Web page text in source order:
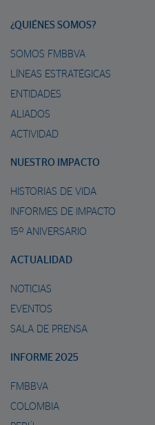
¿QUIÉNES SOMOS?
SOMOS FMBBVA
LÍNEAS ESTRATÉGICAS
ENTIDADES
ALIADOS
ACTIVIDAD
NUESTRO IMPACTO
HISTORIAS DE VIDA
INFORMES DE IMPACTO
15º ANIVERSARIO
ACTUALIDAD
NOTICIAS
EVENTOS
SALA DE PRENSA
INFORME 2025
FMBBVA
COLOMBIA